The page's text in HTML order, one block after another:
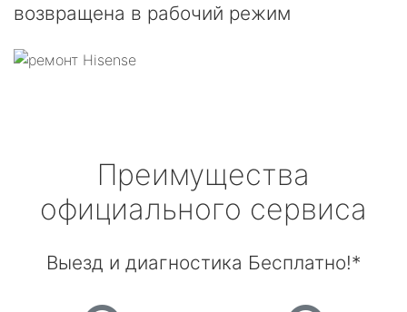
возвращена в рабочий режим
Преимущества
официального сервиса
Выезд и диагностика Бесплатно!*